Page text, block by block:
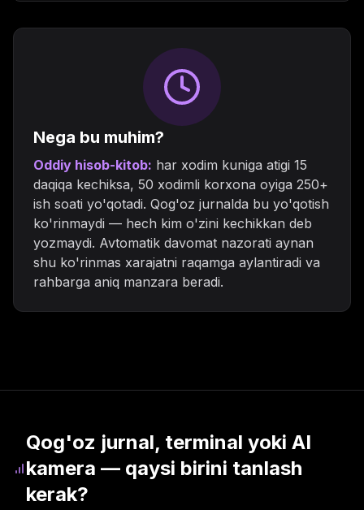
Nega bu muhim?
Oddiy hisob-kitob: har xodim kuniga atigi 15
daqiqa kechiksa, 50 xodimli korxona oyiga 250+
ish soati yo'qotadi. Qog'oz jurnalda bu yo'qotish
ko'rinmaydi — hech kim o'zini kechikkan deb
yozmaydi. Avtomatik davomat nazorati aynan
shu ko'rinmas xarajatni raqamga aylantiradi va
rahbarga aniq manzara beradi.
Qog'oz jurnal, terminal yoki AI
kamera — qaysi birini tanlash
kerak?